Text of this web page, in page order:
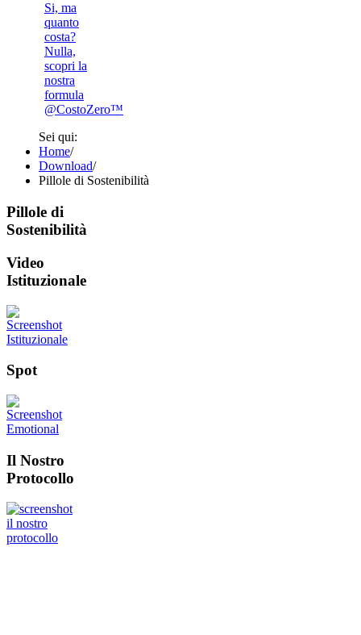
Si, ma
quanto
costa?
Nulla,
scopri la
nostra
formula
@CostoZero™
Sei qui:
Home/
Download/
Pillole di Sostenibilità
Pillole di
Sostenibilità
Video
Istituzionale
Spot
Il Nostro
Protocollo